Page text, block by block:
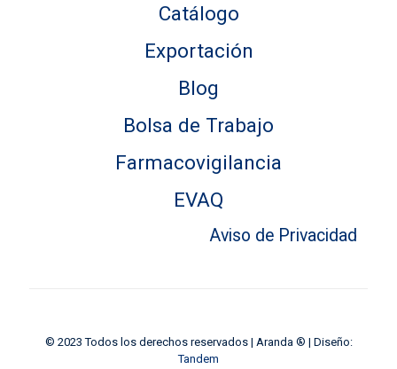
Catálogo
Exportación
Blog
Bolsa de Trabajo
Farmacovigilancia
EVAQ
Aviso de Privacidad
© 2023 Todos los derechos reservados | Aranda ® | Diseño:
Tandem